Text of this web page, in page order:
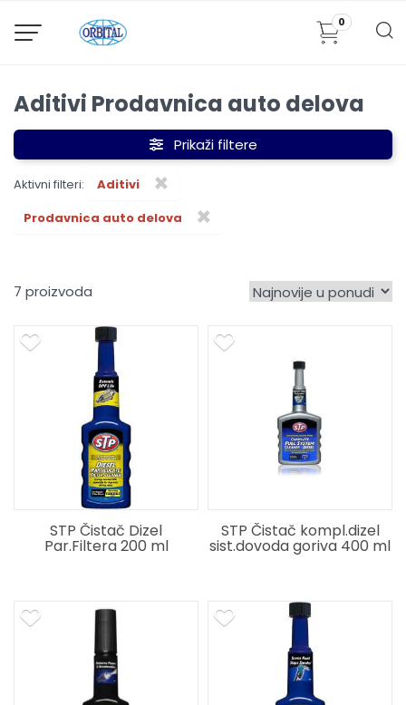
0
Aditivi Prodavnica auto delova
Prikaži filtere
Aktivni filteri: ×
Aditivi
×
Prodavnica auto delova
7
STP Čistač Dizel
Par.Filtera 200 ml
STP Čistač kompl.dizel
sist.dovoda goriva 400 ml